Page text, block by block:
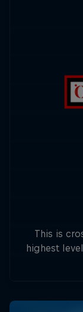
This is
highest
field of